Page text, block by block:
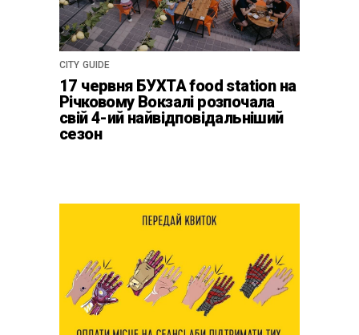
CITY GUIDE
17 червня БУХТА food station на
Річковому Вокзалі розпочала
свій 4-ий найвідповідальніший
сезон